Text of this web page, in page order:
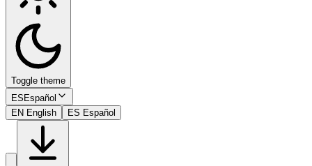
Toggle theme
ES Español
EN English ES Español